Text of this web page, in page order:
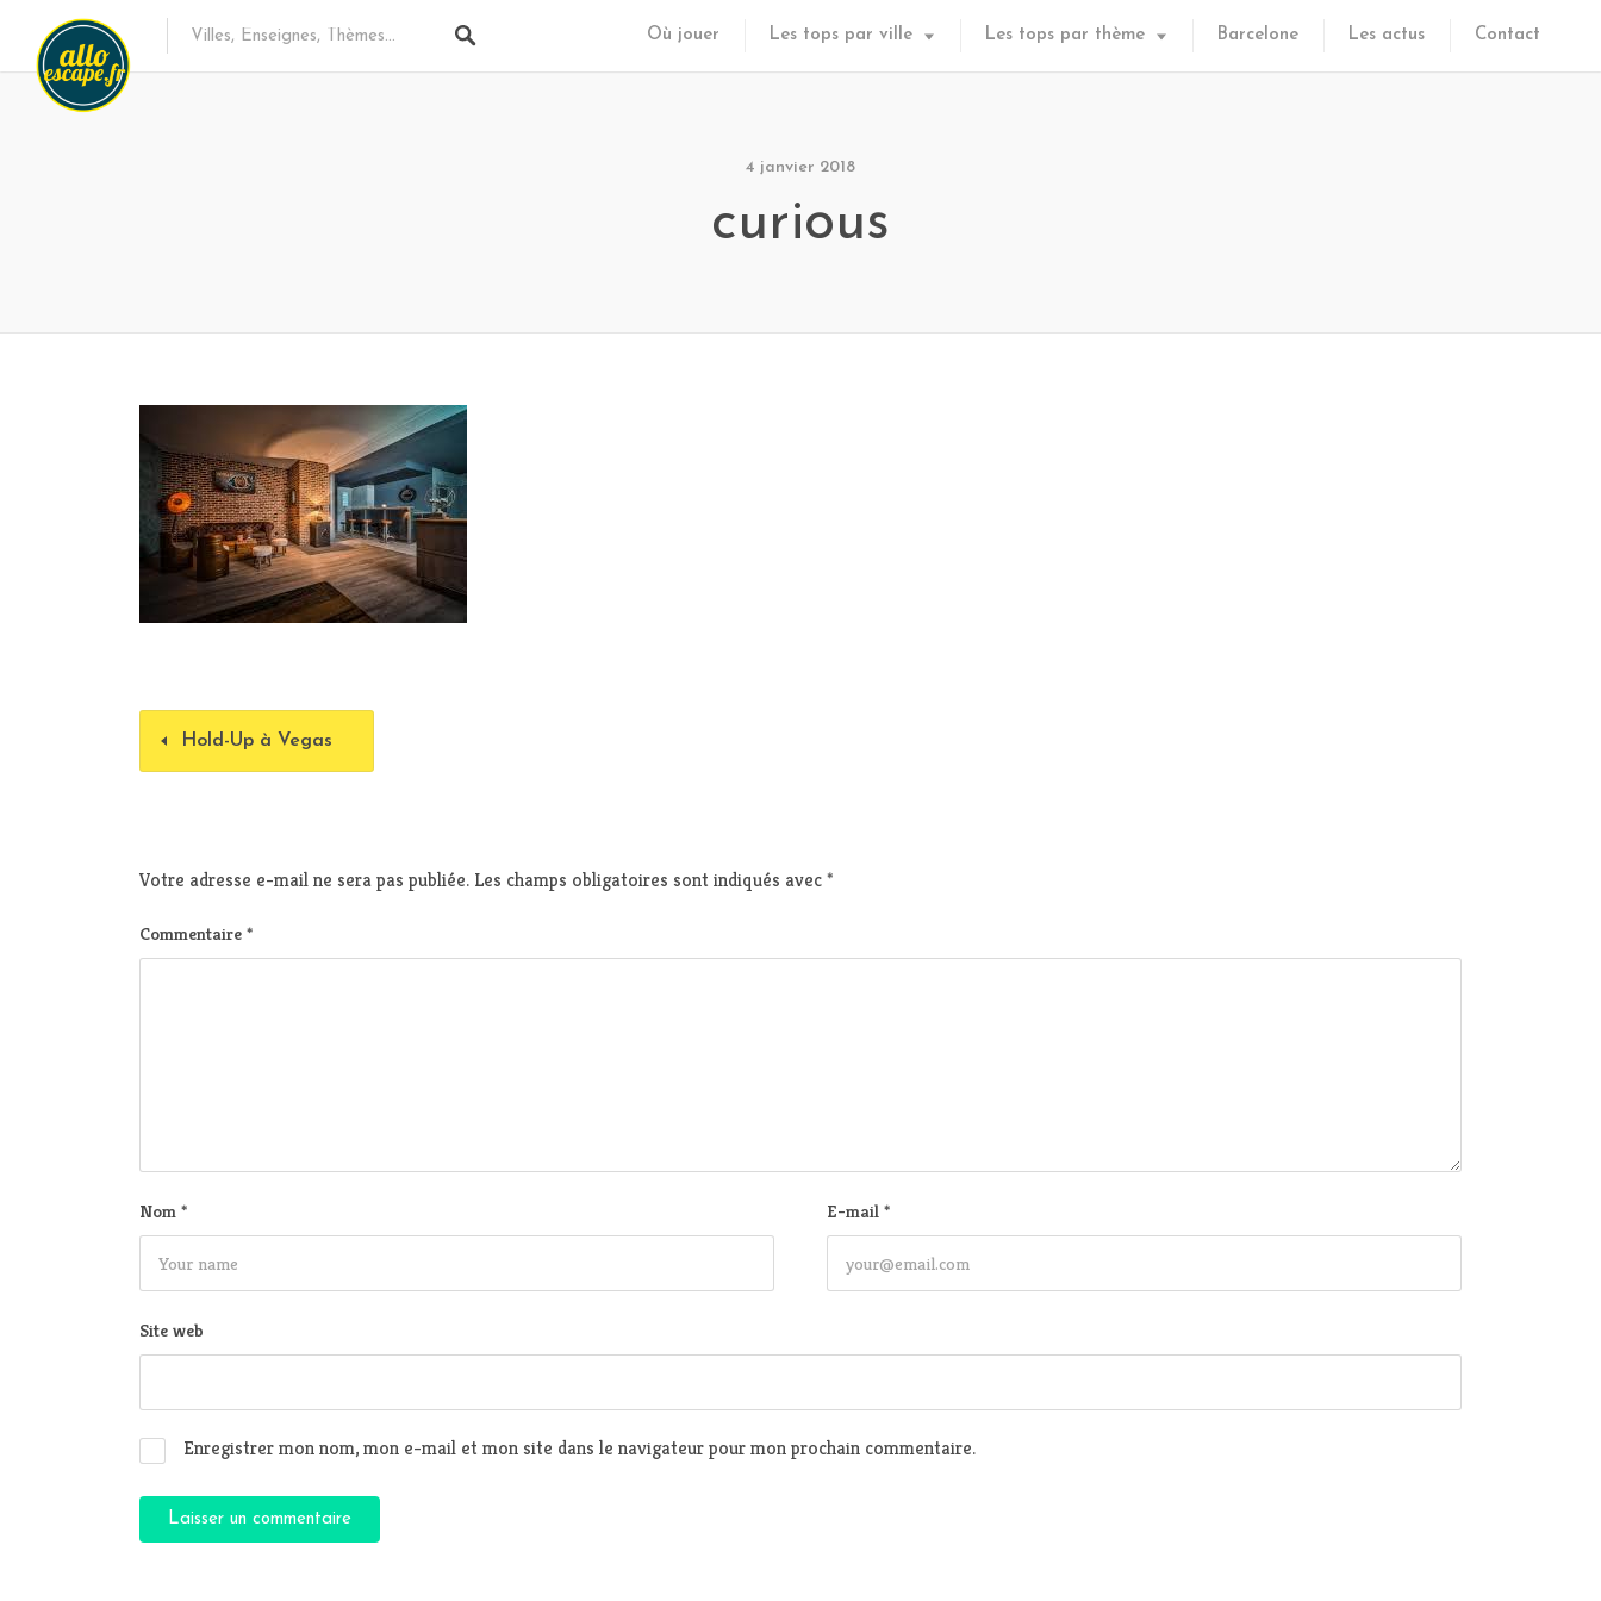
Où jouer Les tops par ville Les tops par thème Barcelone Les actus Contact
4 janvier 2018
curious
Hold-Up à Vegas
Votre adresse e-mail ne sera pas publiée. Les champs obligatoires sont indiqués avec*
Commentaire *
Nom * E-mail*
Site web
Enregistrer mon nom, mon e-mail et mon site dans le navigateur pour mon prochain commentaire.